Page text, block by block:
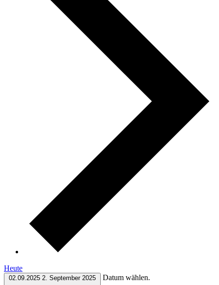
Heute
02.09.2025 2. September 2025 Datum wählen.